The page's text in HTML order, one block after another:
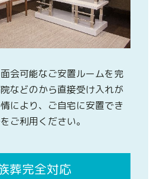
会可能なご安置ルームを完
などのから直接受け入れが
により、ご自宅に安置でき
ご利用ください。
葬完全対応